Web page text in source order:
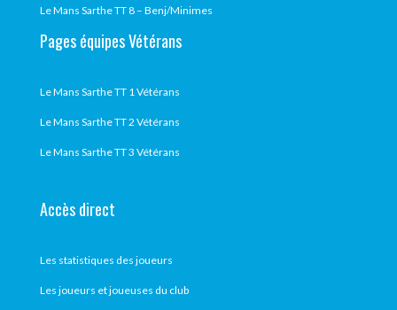
Le Mans Sarthe TT 8 – Benj/Minimes
Pages équipes Vétérans
Le Mans Sarthe TT 1 Vétérans
Le Mans Sarthe TT 2 Vétérans
Le Mans Sarthe TT 3 Vétérans
Accès direct
Les statistiques des joueurs
Les joueurs et joueuses du club